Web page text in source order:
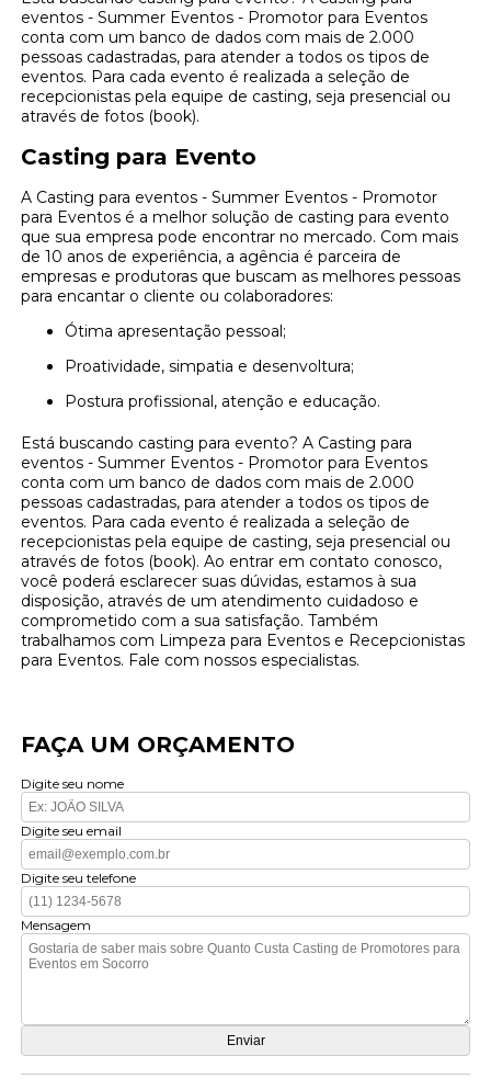
eventos - Summer Eventos - Promotor para Eventos
conta com um banco de dados com mais de 2.000
pessoas cadastradas, para atender a todos os tipos de
eventos. Para cada evento é realizada a seleção de
recepcionistas pela equipe de casting, seja presencial ou
através de fotos (book).
Casting para Evento
A Casting para eventos - Summer Eventos - Promotor
para Eventos é a melhor solução de casting para evento
que sua empresa pode encontrar no mercado. Com mais
de 10 anos de experiência, a agência é parceira de
empresas e produtoras que buscam as melhores pessoas
para encantar o cliente ou colaboradores:
Ótima apresentação pessoal;
Proatividade, simpatia e desenvoltura;
Postura profissional, atenção e educação.
Está buscando casting para evento? A Casting para
eventos - Summer Eventos - Promotor para Eventos
conta com um banco de dados com mais de 2.000
pessoas cadastradas, para atender a todos os tipos de
eventos. Para cada evento é realizada a seleção de
recepcionistas pela equipe de casting, seja presencial ou
através de fotos (book). Ao entrar em contato conosco,
você poderá esclarecer suas dúvidas, estamos à sua
disposição, através de um atendimento cuidadoso e
comprometido com a sua satisfação. Também
trabalhamos com Limpeza para Eventos e Recepcionistas
para Eventos. Fale com nossos especialistas.
FAÇA UM ORÇAMENTO
Digite seu nome
Digite seu email
Digite seu telefone
Mensagem